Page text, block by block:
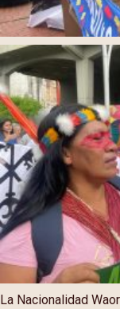
La Nacionalidad